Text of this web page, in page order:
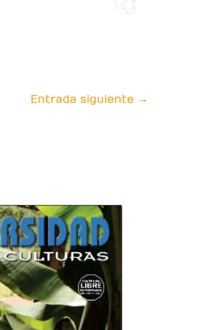
Entrada siguiente →